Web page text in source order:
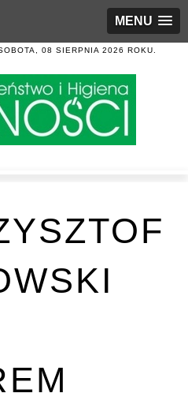
MENU
08 SIERPNIA 2026 ROKU.